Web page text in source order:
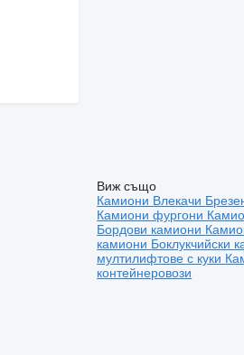
Виж също
Камиони Влекачи
Камиони фургони
Бордови камиони
камиони Боклукчийски
мултилифтове с куки
контейнеровози